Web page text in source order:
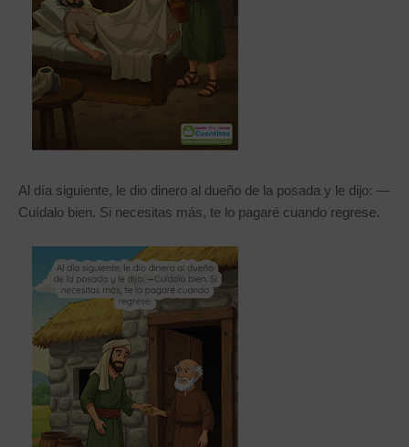
Al día siguiente, le dio dinero al dueño de la posada y le dijo: —
Cuídalo bien. Si necesitas más, te lo pagaré cuando regrese.